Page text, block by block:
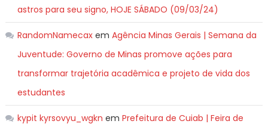
astros para seu signo, HOJE SÁBADO (09/03/24)
RandomNamecaxem Agência Minas Gerais | Semana da
Juventude: Governo de Minas promove ações para
transformar trajetória acadêmica e projeto de vida dos
estudantes
kypit kyrsovyu_wgkn em Prefeitura de Cuiab | Feira de